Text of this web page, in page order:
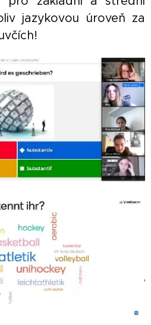
jazykovou úroveň za